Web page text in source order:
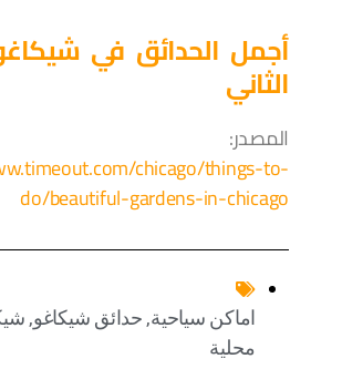
أجمل الحدائق في
الثاني
المصدر:
chicago/things-to-
do/beautiful-gardens-in-chicago
اماكن سياحية, حدائق شيكاغو,
محلية